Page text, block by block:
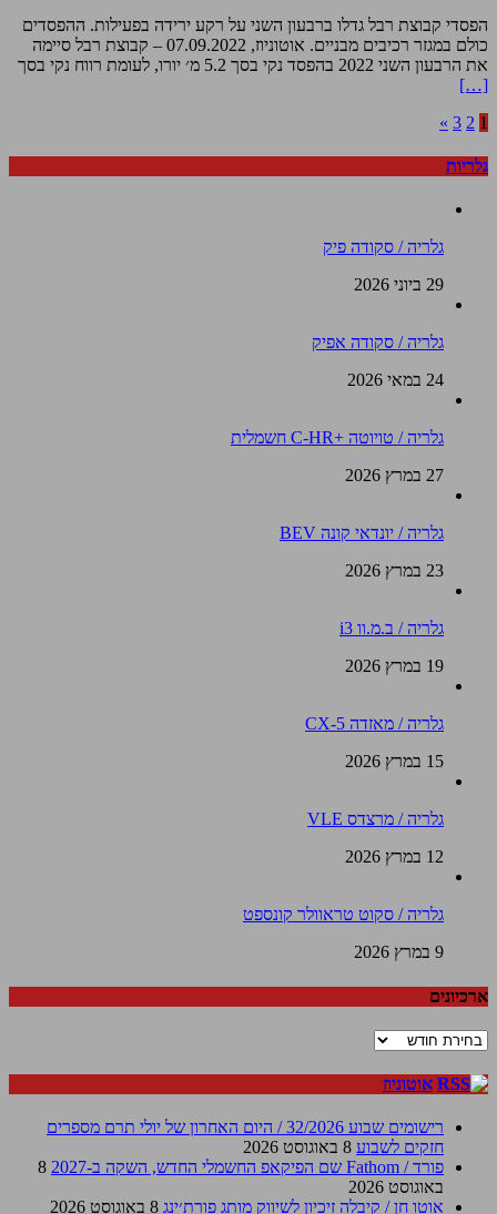
הפסדי קבוצת רבל גדלו ברבעון השני על רקע ירידה בפעילות. ההפסדים
כולם במגזר רכיבים מבניים. אוטוניוז, 07.09.2022 – קבוצת רבל סיימה
את הרבעון השני 2022 בהפסד נקי בסך 5.2 מ׳ יורו, לעומת רווח נקי בסך
[…]
1
2
3
»
גלריות
גלריה / סקודה פיק
29 ביוני 2026
גלריה / סקודה אפיק
24 במאי 2026
גלריה / טויוטה +C-HR חשמלית
27 במרץ 2026
גלריה / יונדאי קונה BEV
23 במרץ 2026
גלריה / ב.מ.וו i3
19 במרץ 2026
גלריה / מאזדה CX-5
15 במרץ 2026
גלריה / מרצדס VLE
12 במרץ 2026
גלריה / סקוט טראוולר קונספט
9 במרץ 2026
ארכיונים
ארכיונים
אוטוניוז
רישומים שבוע 32/2026 / היום האחרון של יולי תרם מספרים
חזקים לשבוע 8 באוגוסט 2026
פורד / Fathom שם הפיקאפ החשמלי החדש, השקה ב-2027
8
באוגוסט 2026
אוטו חן / קיבלה זיכיון לשיווק מותג פורת׳ינג 8 באוגוסט 2026